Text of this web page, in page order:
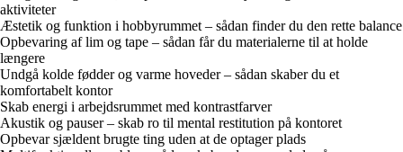
aktiviteter
Æstetik og funktion i hobbyrummet – sådan finder du den rette balance
Opbevaring af lim og tape – sådan får du materialerne til at holde
længere
Undgå kolde fødder og varme hoveder – sådan skaber du et
komfortabelt kontor
Skab energi i arbejdsrummet med kontrastfarver
Akustik og pauser – skab ro til mental restitution på kontoret
Opbevar sjældent brugte ting uden at de optager plads